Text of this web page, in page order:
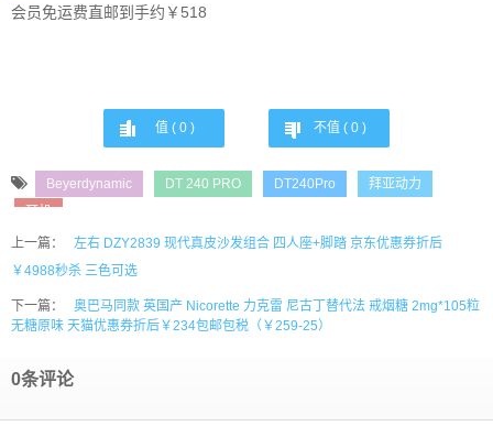
值 ( 0 ) 不值 ( 0 )
Beyerdynamic DT 240 PRO DT240Pro
拜亚动力
耳机
上一篇：
左右 DZY2839 现代真皮沙发组合 四人座+脚踏 京东优惠券折后
￥4988秒杀 三色可选
下一篇：
奥巴马同款 英国产 Nicorette 力克雷 尼古丁替代法 戒烟糖 2mg*105粒
无糖原味 天猫优惠券折后￥234包邮包税（￥259-25）
0条评论